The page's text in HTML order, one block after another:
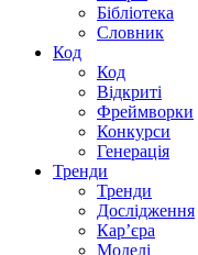
Бібліотека
Словник
Код
Код
Відкриті
Фреймворки
Конкурси
Генерація
Тренди
Тренди
Дослідження
Кар’єра
Моделі